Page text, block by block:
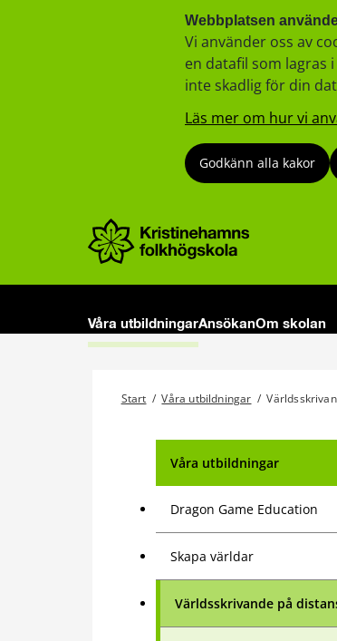
Webbplatsen
Vi använder oss av
en datafil som lagras
inte skadlig för din
Läs mer om hur vi
Godkänn alla kakor
Våra utbildningarAnsökanOm skolan
Start / Våra utbildningar /
Våra utbildningar
Dragon Game Education
Skapa världar
Världsskrivande på